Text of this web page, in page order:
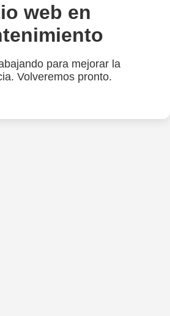
web en
para mejorar la
Volveremos pronto.